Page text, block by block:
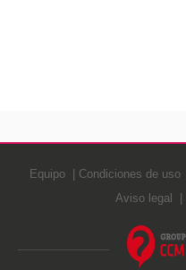
Equipo Condiciones de uso
Aviso legal